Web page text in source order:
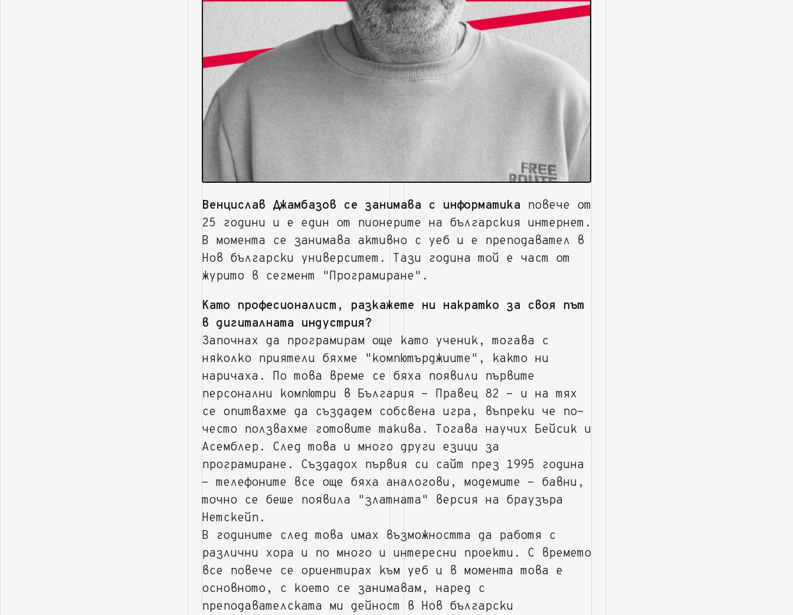
Венцислав Джамбазов се занимава с информатика повече от
25 години и е един от пионерите на българския интернет.
В момента се занимава активно с уеб и е преподавател в
Нов български университет. Тази година той е част от
журито в сегмент "Програмиране".
Като професионалист, разкажете ни накратко за своя път
в дигиталната индустрия?
Започнах да програмирам още като ученик, тогава с
няколко приятели бяхме "компютърджиите", както ни
наричаха. По това време се бяха появили първите
персонални компютри в България - Правец 82 - и на тях
се опитвахме да създадем собсвена игра, въпреки че по-
често ползвахме готовите такива. Тогава научих Бейсик и
Асемблер. След това и много други езици за
програмиране. Създадох първия си сайт през 1995 година
- телефоните все още бяха аналогови, модемите - бавни,
точно се беше появила "златната" версия на браузъра
Нетскейп.
В годините след това имах възможността да работя с
различни хора и по много и интересни проекти. С времето
все повече се ориентирах към уеб и в момента това е
основното, с което се занимавам, наред с
преподавателската ми дейност в Нов български